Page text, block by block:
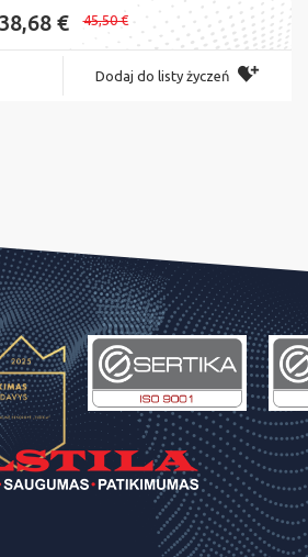
38,68 € 45,50 €
Dodaj do listy życzeń